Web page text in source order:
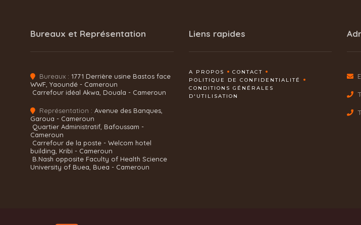
Bureaux et Représentation
Bureaux : 1771 Derrière usine Bastos face
WWF, Yaoundé - Cameroun
Carrefour idéal Akwa, Douala - Cameroun
Représentation : Avenue des Banques,
Garoua - Cameroun
Quartier Administratif, Bafoussam -
Cameroun
Carrefour de la poste - Welcom hotel
building, Kribi - Cameroun
B.Nash opposite Faculty of Health Science
University of Buea, Buea - Cameroun
Liens rapides
A PROPOS
CONTACT
POLITIQUE DE CONFIDENTIALITÉ
CONDITIONS GÉNÉRALES
D'UTILISATION